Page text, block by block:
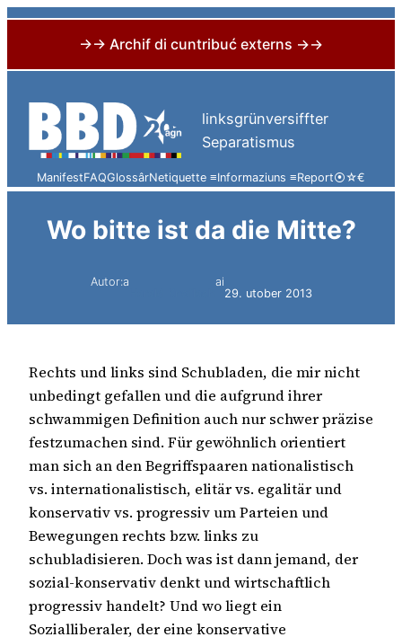
→→ Archif di cuntribuć externs →→
content
linksgrünversiffter
Separatismus
ManifestFAQGlossârNetiquette ≡Informaziuns ≡Report⦿☆€
Wo bitte ist da die Mitte?
Autor:a
ai
29. utober 2013
Rechts und links sind Schubladen, die mir nicht
unbedingt gefallen und die aufgrund ihrer
schwammigen Definition auch nur schwer präzise
festzumachen sind. Für gewöhnlich orientiert
man sich an den Begriffspaaren nationalistisch
vs. internationalistisch, elitär vs. egalitär und
konservativ vs. progressiv um Parteien und
Bewegungen rechts bzw. links zu
schubladisieren. Doch was ist dann jemand, der
sozial-konservativ denkt und wirtschaftlich
progressiv handelt? Und wo liegt ein
Sozialliberaler, der eine konservative